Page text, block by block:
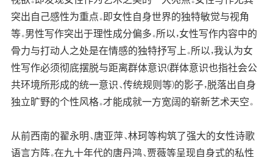
突出自己感性为重点。即女性自身世界的独特敏觉与视角
等。男性写作突出于理性成分偏多。所以，女性写作内容中的
骨力与打动人之处是在情感的独特抒写上。所以，我认为女
性写作必须彻底摆脱与距离群体意识(群体意识也指社会公
共环境所形成的统一意识、传统规则等)的影子，脱落出自身
独立旷野的个性风格。才能成就一方宽阔的崭新艺术天空。
从前西南的翟永明、唐亚萍、林珂等构筑了强大的女性诗歌
语言方阵。在九十年代的唐丹鸿、贾薇等呈现自身式的私性